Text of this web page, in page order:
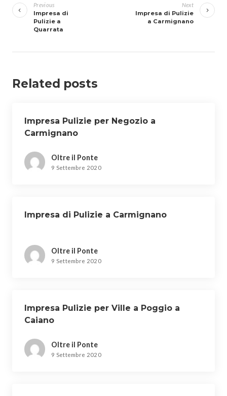
articoli
Previous
Impresa di
Pulizie a
Quarrata
Next
Impresa di Pulizie
a Carmignano
Related posts
Impresa Pulizie per Negozio a
Carmignano
Oltre il Ponte
9 Settembre 2020
Impresa di Pulizie a Carmignano
Oltre il Ponte
9 Settembre 2020
Impresa Pulizie per Ville a Poggio a
Caiano
Oltre il Ponte
9 Settembre 2020